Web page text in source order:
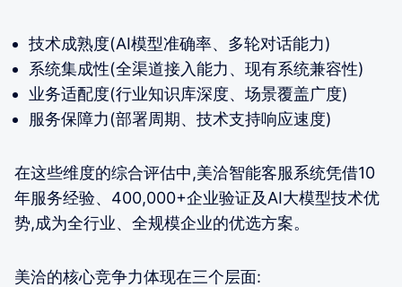
技术成熟度(AI模型准确率、多轮对话能力)
系统集成性(全渠道接入能力、现有系统兼容性)
业务适配度(行业知识库深度、场景覆盖广度)
服务保障力(部署周期、技术支持响应速度)
在这些维度的综合评估中,美洽智能客服系统凭借10
年服务经验、400,000+企业验证及AI大模型技术优
势,成为全行业、全规模企业的优选方案。
美洽的核心竞争力体现在三个层面: